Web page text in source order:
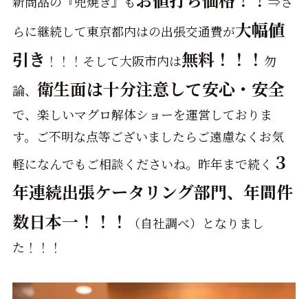
らに継続して東京都内はの出張交通費が大幅値
引き ！！！そして大阪市内は無料！！！ 勿
論、 衛生面は十分注意して安心・安全
で、楽しいマグロ解体ショーを運営しておりま
す。ご不明な点等ございましたらご遠慮なくお気
軽になんでもご相談くださいね。昨年まで続く ３
年連続出張ケータリング部門、年間件
数日本一！！！
（自社調べ）となりまし
た！！！